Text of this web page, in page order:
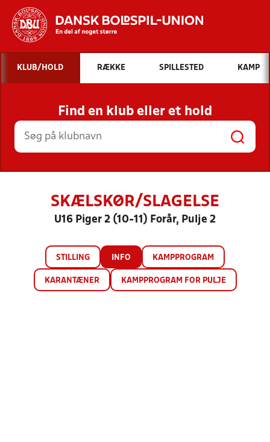
Hvad vil du søge efter?
INDHOLD OG NYHEDER
STILLINGER, RESULTATER, KLUBBER OG
HOLD
KLUB/HOLD RÆKKE SPILLESTED KAMP
Find en klub eller et hold
SKÆLSKØR/SLAGELSE
U16 Piger 2 (10-11) Forår, Pulje 2
STILLING INFO KAMPPROGRAM
KARANTÆNER KAMPPROGRAM FOR PULJE